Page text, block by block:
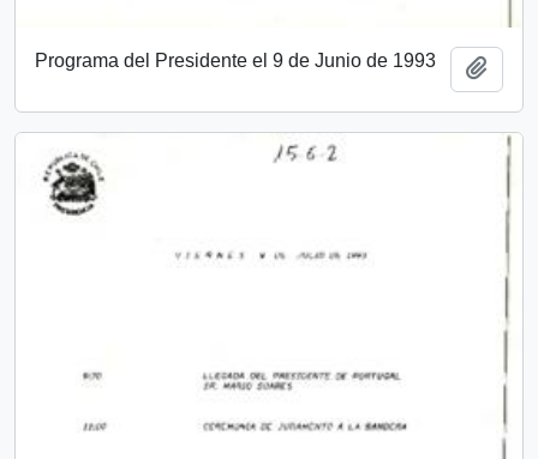
Programa del Presidente el 9 de Junio de 1993